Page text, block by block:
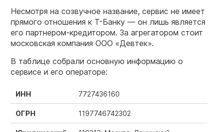
Несмотря на созвучное название, сервис не имеет
прямого отношения к Т-Банку — он лишь является
его партнером-кредитором. За агрегатором стоит
московская компания ООО «Девтек».
В таблице собрали основную информацию о
сервисе и его операторе:
ИНН 7727436160
ОГРН 1197746742302